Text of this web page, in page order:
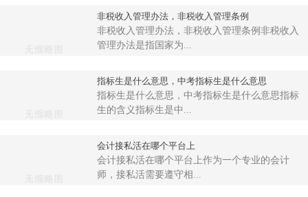
非税收入管理办法，非税收入管理条例
非税收入管理办法，非税收入管理条例非税收入
管理办法是指国家为...
指标生是什么意思，中考指标生是什么意思
指标生是什么意思，中考指标生是什么意思指标
生的含义指标生是中...
会计接私活在哪个平台上
会计接私活在哪个平台上作为一个专业的会计
师，接私活需要遵守相...